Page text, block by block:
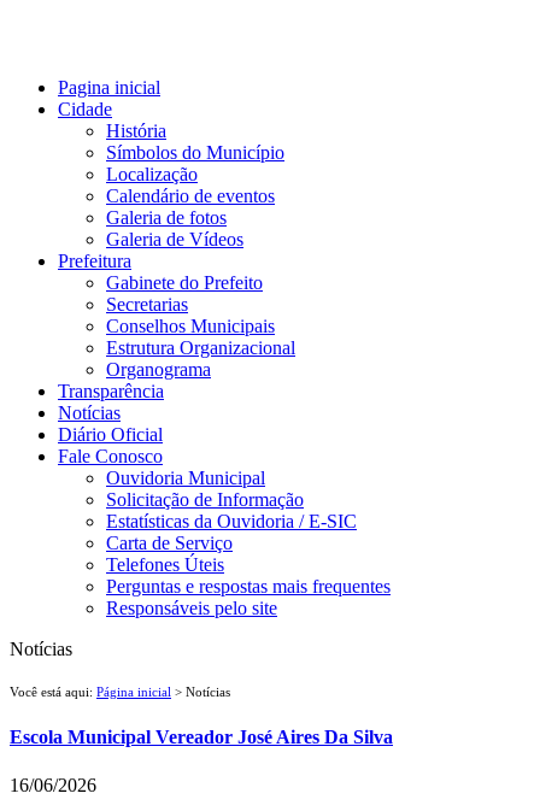
Pagina inicial
Cidade
História
Símbolos do Município
Localização
Calendário de eventos
Galeria de fotos
Galeria de Vídeos
Prefeitura
Gabinete do Prefeito
Secretarias
Conselhos Municipais
Estrutura Organizacional
Organograma
Transparência
Notícias
Diário Oficial
Fale Conosco
Ouvidoria Municipal
Solicitação de Informação
Estatísticas da Ouvidoria / E-SIC
Carta de Serviço
Telefones Úteis
Perguntas e respostas mais frequentes
Responsáveis pelo site
Notícias
Você está aqui: Página inicial > Notícias
Escola Municipal Vereador José Aires Da Silva
16/06/2026